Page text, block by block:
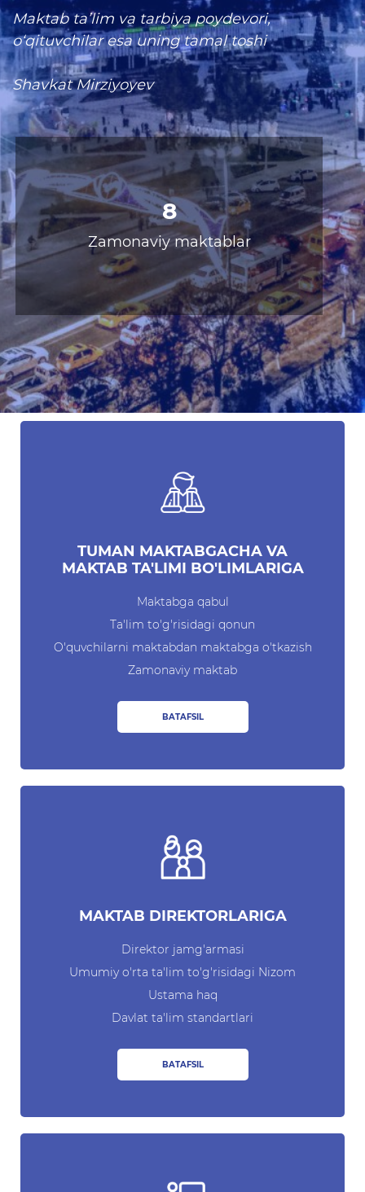
rejalari
Ta'lim
Tahliliy ma'lumotlar
Ta'limga doir terminlar
Kelajak markazi
Hisobotlar
Interaktiv xizmatlar
Elektron kundalik
1-sinfga qabul
Elektron shahodatnoma
Raqamli kutubxona
Yagona elektron tizim
Axborot xizmati
OAV biz haqimizda
Ma'ruzalar
Galereya
Videogalereya
Axborot xizmati
Matbuot anjumanlari
Konferensiyalar
Akkreditatsiya
Murojaatlar
Ochiq ma'lumotlar
Ochiq byudjet
Maktab ta’lim va tarbiya poydevori,
o‘qituvchilar esa uning tamal toshi
Shavkat Mirziyoyev
24469
O'qituvchilar
TUMAN MAKTABGACHA VA
MAKTAB TA'LIMI BO'LIMLARIGA
Maktabga qabul
Ta'lim to'g'risidagi qonun
O'quvchilarni maktabdan maktabga o'tkazish
Zamonaviy maktab
BATAFSIL
MAKTAB DIREKTORLARIGA
Direktor jamg'armasi
Umumiy o'rta ta'lim to'g'risidagi Nizom
Ustama haq
Davlat ta'lim standartlari
BATAFSIL